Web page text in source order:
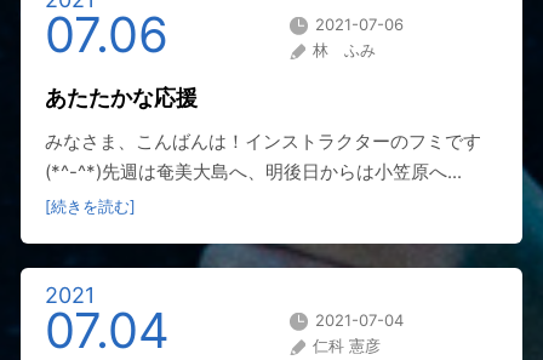
07.06
2021-07-06
林 ふみ
あたたかな応援
みなさま、こんばんは！インストラクターのフミです
(*^-^*)先週は奄美大島へ、明後日からは小笠原へ...
[続きを読む]
2021
07.04
2021-07-04
仁科 憲彦